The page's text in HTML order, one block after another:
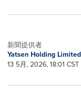
新聞提供者
Yatsen Holding Limited
13 5月, 2026, 18:01 CST